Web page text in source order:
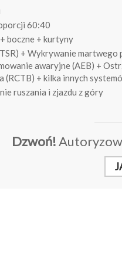
60:40
boczne + kurtyny
+ Wykrywanie
awaryjne (AEB) +
(RCTB) + kilka innych
ruszania i zjazdu z góry
Dzwoń!